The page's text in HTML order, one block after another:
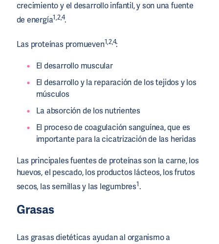
crecimiento y el desarrollo infantil, y son una fuente
de energía1,2,4.
Las proteínas promueven1,2,4:
El desarrollo muscular
El desarrollo y la reparación de los tejidos y los
músculos
La absorción de los nutrientes
El proceso de coagulación sanguínea, que es
importante para la cicatrización de las heridas
Las principales fuentes de proteínas son la carne, los
huevos, el pescado, los productos lácteos, los frutos
secos, las semillas y las legumbres1.
Grasas
Las grasas dietéticas ayudan al organismo a